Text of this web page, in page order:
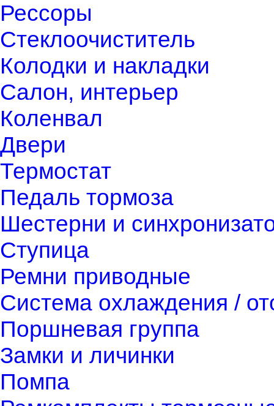
Рессоры
Стеклоочиститель
Колодки и накладки
Салон, интерьер
Коленвал
Двери
Термостат
Педаль тормоза
Шестерни и
Ступица
Ремни приводные
Система охлаждения /
Поршневая группа
Замки и личинки
Помпа